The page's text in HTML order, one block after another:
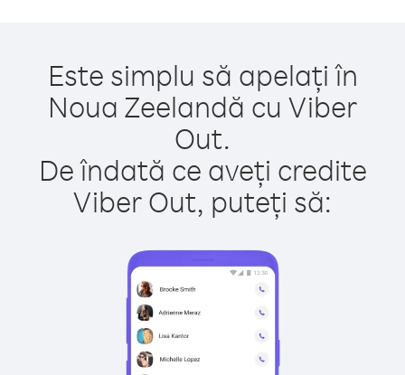
Este simplu să apelați în
Noua Zeelandă cu Viber
Out.
De îndată ce aveți credite
Viber Out, puteți să: